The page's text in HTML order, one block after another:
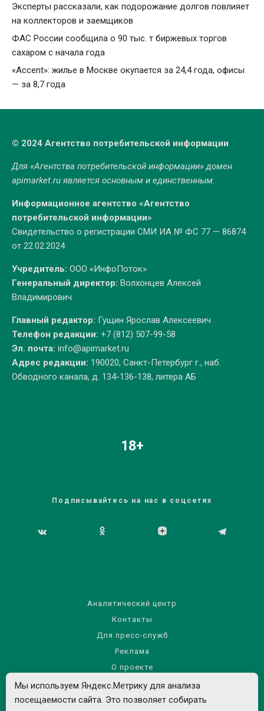
Эксперты рассказали, как подорожание долгов повлияет
на коллекторов и заемщиков
ФАС России сообщила о 90 тыс. т биржевых торгов
сахаром с начала года
«Accent»: жилье в Москве окупается за 24,4 года, офисы
— за 8,7 года
© 2024 Агентство потребительской информации
Для «Агентства потребительской информации» домен
apimarket.ruявляется основным и единственным.
Информационное агентство «Агентство
потребительской информации»
Свидетельство о регистрации СМИ ИА № ФС 77 — 86874
от 22.02.2024
Учредитель: ООО «ИнфоПоток»
Генеральный директор: Волхонцев Алексей
Владимирович
Главный редактор: Гущин Ярослав Алексеевич
Телефон редакции: +7 (812) 507-99-58
Эл. почта: info@apimarket.ru
Адрес редакции: 190020, Санкт-Петербург г., наб.
Обводного канала, д. 134-136-138, литера АБ
18+
Подписывайтесь на нас в соцсетях
Аналитический центр
Контакты
Для пресс-служб
Реклама
О проекте
Правила использования материалов сайта
Политика обработки персональных данных
Мы используем Яндекс.Метрику для анализа
посещаемости сайта. Это позволяет собирать